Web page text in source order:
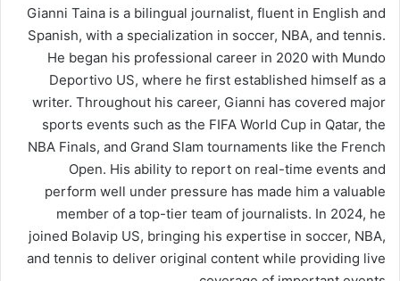
Gianni Taina is a bilingual journalist, fluent in English and
Spanish, with a specialization in soccer, NBA, and tennis.
He began his professional career in 2020 with Mundo
Deportivo US, where he first established himself as a
writer. Throughout his career, Gianni has covered major
sports events such as the FIFA World Cup in Qatar, the
NBA Finals, and Grand Slam tournaments like the French
Open. His ability to report on real-time events and
perform well under pressure has made him a valuable
member of a top-tier team of journalists. In 2024, he
joined Bolavip US, bringing his expertise in soccer, NBA,
and tennis to deliver original content while providing live